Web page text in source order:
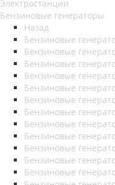
Электростанции
Бензиновые генераторы
Назад
Бензиновые
Бензиновые
Бензиновые
Бензиновые
Бензиновые
Бензиновые
Бензиновые
Бензиновые
Бензиновые
Бензиновые
Бензиновые
Бензиновые